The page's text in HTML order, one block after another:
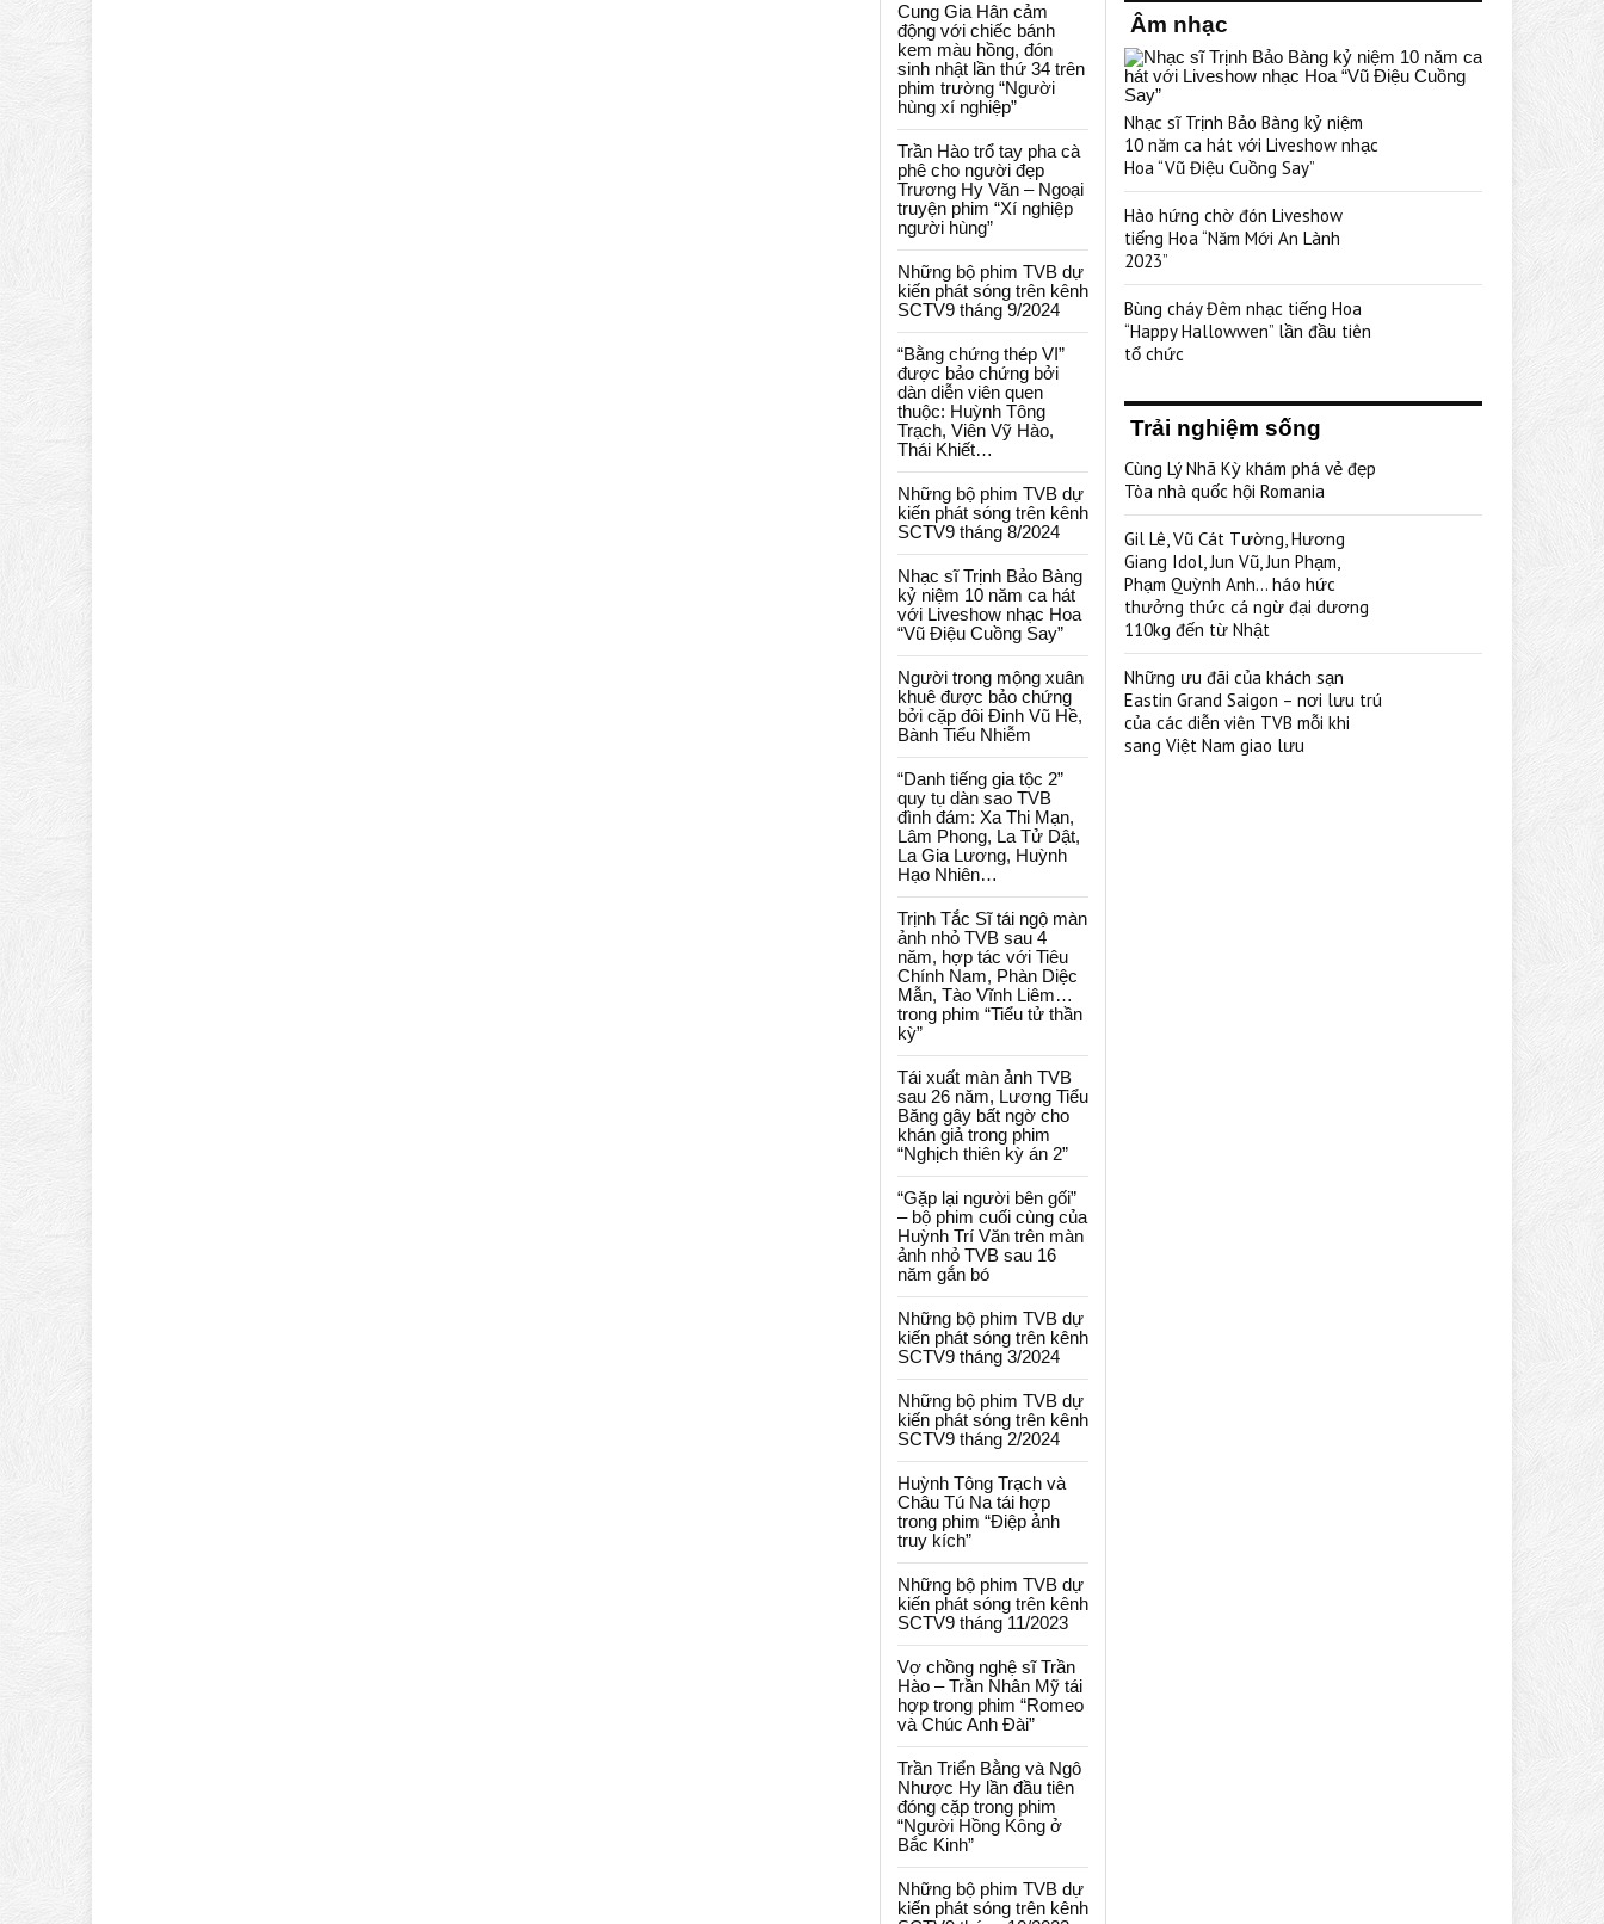
Cung Gia Hân cảm
động với chiếc bánh
kem màu hồng, đón
sinh nhật lần thứ 34 trên
phim trường “Người
hùng xí nghiệp”
Trần Hào trổ tay pha cà
phê cho người đẹp
Trương Hy Văn – Ngoại
truyện phim “Xí nghiệp
người hùng”
Những bộ phim TVB dự
kiến phát sóng trên kênh
SCTV9 tháng 9/2024
“Bằng chứng thép VI”
được bảo chứng bởi
dàn diễn viên quen
thuộc: Huỳnh Tông
Trạch, Viên Vỹ Hào,
Thái Khiết…
Những bộ phim TVB dự
kiến phát sóng trên kênh
SCTV9 tháng 8/2024
Nhạc sĩ Trịnh Bảo Bàng
kỷ niệm 10 năm ca hát
với Liveshow nhạc Hoa
“Vũ Điệu Cuồng Say”
Người trong mộng xuân
khuê được bảo chứng
bởi cặp đôi Đinh Vũ Hề,
Bành Tiểu Nhiễm
“Danh tiếng gia tộc 2”
quy tụ dàn sao TVB
đình đám: Xa Thi Mạn,
Lâm Phong, La Tử Dật,
La Gia Lương, Huỳnh
Hạo Nhiên…
Trịnh Tắc Sĩ tái ngộ màn
ảnh nhỏ TVB sau 4
năm, hợp tác với Tiêu
Chính Nam, Phàn Diệc
Mẫn, Tào Vĩnh Liêm…
trong phim “Tiểu tử thần
kỳ”
Tái xuất màn ảnh TVB
sau 26 năm, Lương Tiểu
Băng gây bất ngờ cho
khán giả trong phim
“Nghịch thiên kỳ án 2”
“Gặp lại người bên gối”
– bộ phim cuối cùng của
Huỳnh Trí Văn trên màn
ảnh nhỏ TVB sau 16
năm gắn bó
Những bộ phim TVB dự
kiến phát sóng trên kênh
SCTV9 tháng 3/2024
Những bộ phim TVB dự
kiến phát sóng trên kênh
SCTV9 tháng 2/2024
Huỳnh Tông Trạch và
Châu Tú Na tái hợp
trong phim “Điệp ảnh
truy kích”
Những bộ phim TVB dự
kiến phát sóng trên kênh
SCTV9 tháng 11/2023
Vợ chồng nghệ sĩ Trần
Hào – Trần Nhân Mỹ tái
hợp trong phim “Romeo
và Chúc Anh Đài”
Trần Triển Bằng và Ngô
Nhược Hy lần đầu tiên
đóng cặp trong phim
“Người Hồng Kông ở
Bắc Kinh”
Những bộ phim TVB dự
kiến phát sóng trên kênh
Âm nhạc
Nhạc sĩ Trịnh Bảo Bàng kỷ niệm
10 năm ca hát với Liveshow nhạc
Hoa “Vũ Điệu Cuồng Say”
Hào hứng chờ đón Liveshow
tiếng Hoa “Năm Mới An Lành
2023”
Bùng cháy Đêm nhạc tiếng Hoa
“Happy Hallowwen” lần đầu tiên
tổ chức
Trải nghiệm sống
Cùng Lý Nhã Kỳ khám phá vẻ đẹp
Tòa nhà quốc hội Romania
Gil Lê, Vũ Cát Tường, Hương
Giang Idol, Jun Vũ, Jun Phạm,
Phạm Quỳnh Anh… háo hức
thưởng thức cá ngừ đại dương
110kg đến từ Nhật
Những ưu đãi của khách sạn
Eastin Grand Saigon – nơi lưu trú
của các diễn viên TVB mỗi khi
sang Việt Nam giao lưu